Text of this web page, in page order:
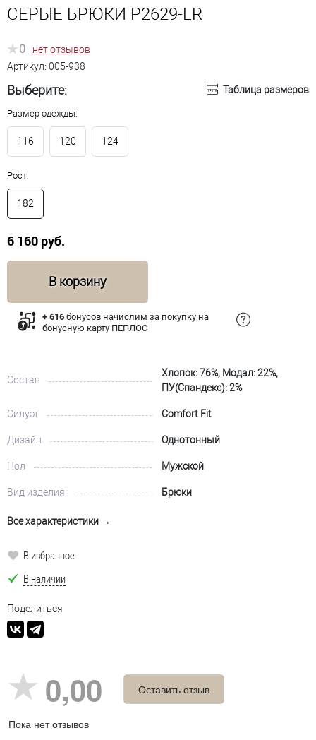
СЕРЫЕ БРЮКИ P2629-LR
0
нет отзывов
Артикул: 005-938
Выберите: Таблица размеров
Размер одежды:
116 120 124
Рост:
182
6 160 руб.
В корзину
+ 616 бонусов начислим за покупку на
бонусную карту ПЕПЛОС
Состав
Хлопок: 76%, Модал: 22%,
ПУ(Спандекс): 2%
Силуэт Comfort Fit
Дизайн Однотонный
Пол Мужской
Вид изделия Брюки
Все характеристики →
В избранное
В наличии
Поделиться
0,00
Пока нет отзывов
Оставить отзыв